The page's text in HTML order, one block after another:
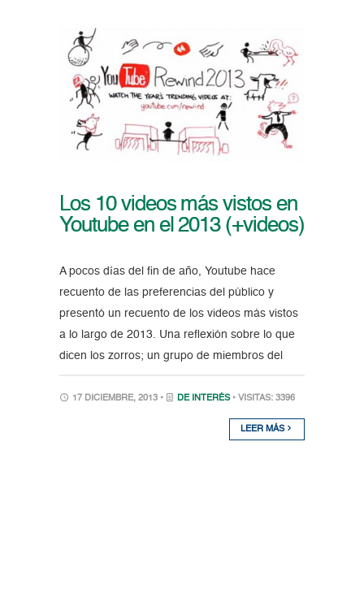
Los 10 videos más vistos en
Youtube en el 2013 (+videos)
A pocos días del fin de año, Youtube hace
recuento de las preferencias del público y
presentó un recuento de los videos más vistos
a lo largo de 2013. Una reflexión sobre lo que
dicen los zorros; un grupo de miembros del
17 DICIEMBRE, 2013 • DE INTERÉS • VISITAS: 3396
LEER MÁS